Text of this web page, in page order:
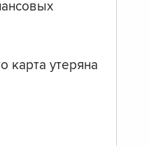
карта утеряна